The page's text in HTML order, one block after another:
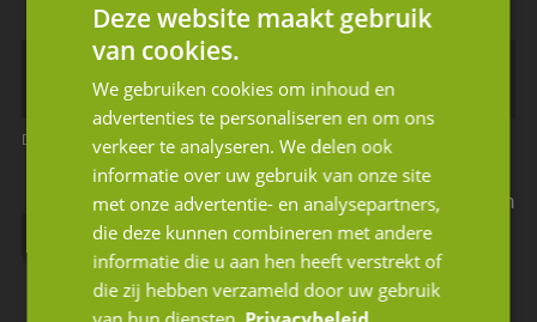
Dit is een verplicht veld Dit is een verplicht veld
Ik geef JM Corporate Finance toestemming mijn
gegevens te gebruiken volgens de privacy
voorwaarden.
Deze website maakt gebruik
van cookies.
We gebruiken cookies om inhoud en
advertenties te personaliseren en om ons
verkeer te analyseren. We delen ook
informatie over uw gebruik van onze site
met onze advertentie- en analysepartners,
die deze kunnen combineren met andere
informatie die u aan hen heeft verstrekt of
die zij hebben verzameld door uw gebruik